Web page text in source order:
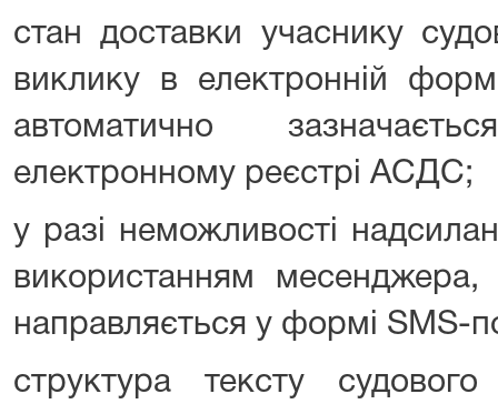
стан доставки учаснику
виклику в електронній
автоматично
електронному реєстрі АСДС;
у разі неможливості
використанням
направляється у формі SMS-
структура тексту